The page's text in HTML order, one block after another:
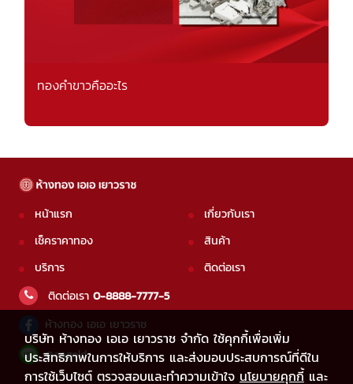
ทองคำขาวคืออะไร
บริษัท ห้างทอง เอเอ เยาวราช จำกัด ใช้คุกกี้เพื่อเพิ่ม
ประสิทธิภาพในการให้บริการ และส่งมอบประสบการณ์ที่ดีใน
การใช้เว็บไซต์ ตรวจสอบและทำความเข้าใจ นโยบายคุกกี้และ
หน้าแรก
เช็คราคาทอง
บริการ
เกี่ยวกับเรา
สินค้า
ติดต่อเรา
ติดต่อเรา 0-8888-7777-5
ห้างทอง เอเอ เยาวราช
@aagold